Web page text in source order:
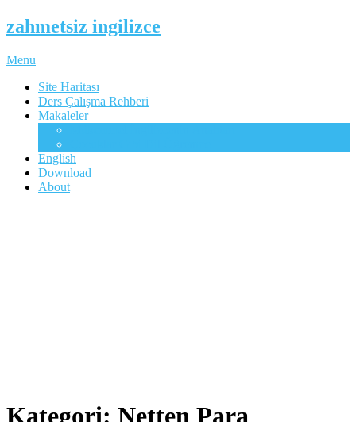
zahmetsiz ingilizce
Menu
Site Haritası
Ders Çalışma Rehberi
Makaleler
English
Download
About
Kategori: Netten Para